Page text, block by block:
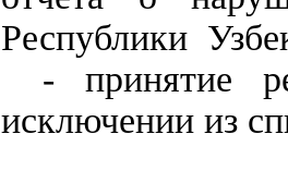
Республики
- принятие
исключении из